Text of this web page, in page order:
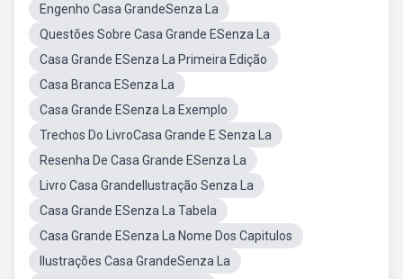
Engenho Casa GrandeSenza La
Questões Sobre Casa Grande ESenza La
Casa Grande ESenza La Primeira Edição
Casa Branca ESenza La
Casa Grande ESenza La Exemplo
Trechos Do LivroCasa Grande E Senza La
Resenha De Casa Grande ESenza La
Livro Casa GrandeIlustração Senza La
Casa Grande ESenza La Tabela
Casa Grande ESenza La Nome Dos Capitulos
Ilustrações Casa GrandeSenza La